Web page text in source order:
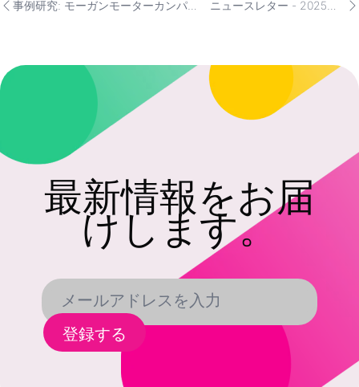
事例研究: モーガンモーターカンパニ
ニュースレター - 2025年11
最新情報をお届
けします。
登録する